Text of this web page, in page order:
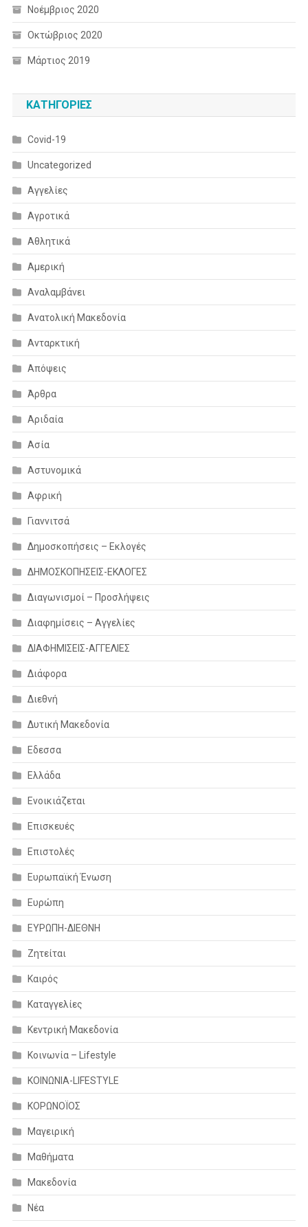
Νοέμβριος 2020
Οκτώβριος 2020
Μάρτιος 2019
KΑΤΗΓΟΡΊΕΣ
Covid-19
Uncategorized
Αγγελίες
Αγροτικά
Αθλητικά
Αμερική
Αναλαμβάνει
Ανατολική Μακεδονία
Ανταρκτική
Απόψεις
Άρθρα
Αριδαία
Ασία
Αστυνομικά
Αφρική
Γιαννιτσά
Δημοσκοπήσεις – Εκλογές
ΔΗΜΟΣΚΟΠΗΣΕΙΣ-ΕΚΛΟΓΕΣ
Διαγωνισμοί – Προσλήψεις
Διαφημίσεις – Αγγελίες
ΔΙΑΦΗΜΙΣΕΙΣ-ΑΓΓΕΛΙΕΣ
Διάφορα
Διεθνή
Δυτική Μακεδονία
Εδεσσα
Ελλάδα
Ενοικιάζεται
Επισκευές
Επιστολές
Ευρωπαϊκή Ένωση
Ευρώπη
ΕΥΡΩΠΗ-ΔΙΕΘΝΗ
Ζητείται
Καιρός
Καταγγελίες
Κεντρική Μακεδονία
Κοινωνία – Lifestyle
ΚΟΙΝΩΝΙΑ-LIFESTYLE
ΚΟΡΩΝΟΪΟΣ
Μαγειρική
Μαθήματα
Μακεδονία
Νέα